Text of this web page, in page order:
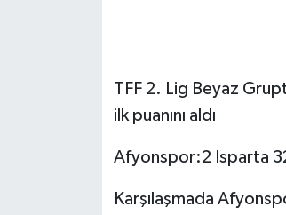
TFF 2. Lig Beyaz
ilk puanını aldı
Afyonspor:2 Isparta
Karşılaşmada